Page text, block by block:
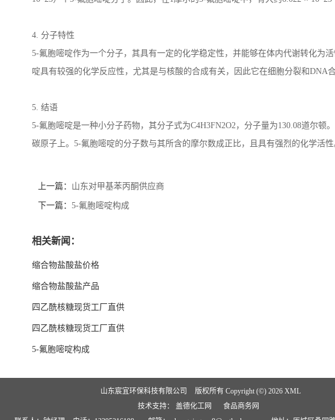
4. 分子特性
5-氟胞嘧啶作为一个分子，其具有一定的化学稳定性，并能够在体内代谢转化为
啶具有较强的化学反应性，尤其是与核酸的合成有关，因此它在细胞分裂和DNA
5. 结语
5-氟胞嘧啶是一种小分子药物，其分子式为C4H3FN2O2，分子量为130.08道尔顿
碳原子上。 5-氟胞嘧啶的分子数与其所含的摩尔数成正比，且具有强烈的化学活性
上一篇： 山东对甲基苯丙酮供应商
下一篇： 5-氟胞嘧啶构成
相关新闻：
缩合物盐酸盐价格
缩合物盐酸盐产品
四乙酰核糖现货工厂直供
四乙酰核糖现货工厂直供
5-氟胞嘧啶构成
山东宸宜环保科技有限公司 版权所有 Copyright (©) 2026 XML
技术支持： 盖德化工网
食品商务网